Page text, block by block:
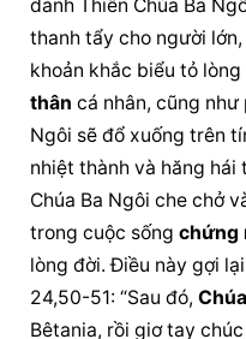
danh Thiên Chúa Ba
thanh tẩy cho người
khoản khắc biểu tỏ
thân cá nhân, cũng
Ngôi sẽ đổ xuống trên
nhiệt thành và hăng hái
Chúa Ba Ngôi che chở
trong cuộc sống chứng
lòng đời. Điều này gợi
24,50-51: “Sau đó,
Bêtania, rồi giơ tay